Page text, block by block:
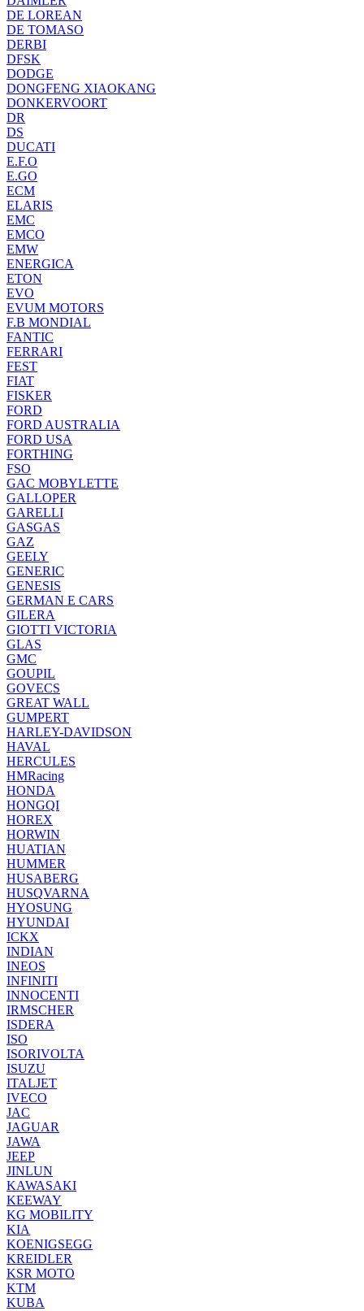
DE LOREAN
DE TOMASO
DERBI
DFSK
DODGE
DONGFENG XIAOKANG
DONKERVOORT
DR
DS
DUCATI
E.F.O
E.GO
ECM
ELARIS
EMC
EMCO
EMW
ENERGICA
ETON
EVO
EVUM MOTORS
F.B MONDIAL
FANTIC
FERRARI
FEST
FIAT
FISKER
FORD
FORD AUSTRALIA
FORD USA
FORTHING
FSO
GAC MOBYLETTE
GALLOPER
GARELLI
GASGAS
GAZ
GEELY
GENERIC
GENESIS
GERMAN E CARS
GILERA
GIOTTI VICTORIA
GLAS
GMC
GOUPIL
GOVECS
GREAT WALL
GUMPERT
HARLEY-DAVIDSON
HAVAL
HERCULES
HMRacing
HONDA
HONGQI
HOREX
HORWIN
HUATIAN
HUMMER
HUSABERG
HUSQVARNA
HYOSUNG
HYUNDAI
ICKX
INDIAN
INEOS
INFINITI
INNOCENTI
IRMSCHER
ISDERA
ISO
ISORIVOLTA
ISUZU
ITALJET
IVECO
JAC
JAGUAR
JAWA
JEEP
JINLUN
KAWASAKI
KEEWAY
KG MOBILITY
KIA
KOENIGSEGG
KREIDLER
KSR MOTO
KTM
KUBA